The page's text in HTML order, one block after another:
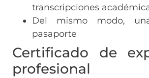
transcripciones
Del mismo modo,
pasaporte
Certificado de
profesional